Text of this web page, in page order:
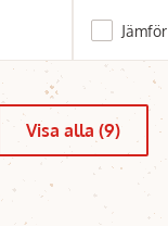
Jämför
Visa alla (9)